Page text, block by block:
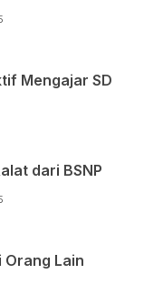
Mengajar SD
dari BSNP
Orang Lain